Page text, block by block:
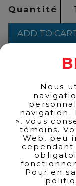
Quantité
ADD TO
Nous
navigation.
», vous
témoins.
Web, peu
Pour en